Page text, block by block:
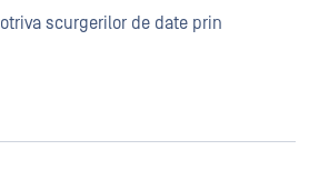
scurgerilor de date prin